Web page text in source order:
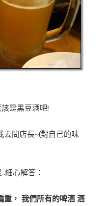
是黑豆酒吧!
去問店長~(對自己的味
細心解答：
重， 我們所有的啤酒 酒